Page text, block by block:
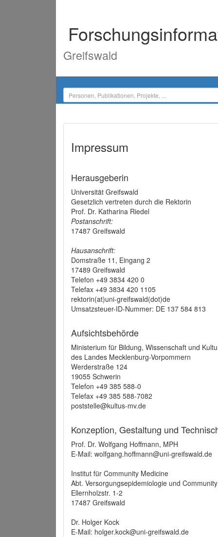
Greifswald
Impressum
Herausgeberin
Universität Greifswald
Gesetzlich vertreten durch die Rektorin
Prof. Dr. Katharina Riedel
Postanschrift:
17487 Greifswald
Hausanschrift:
Domstraße 11, Eingang 2
17489 Greifswald
Telefon +49 3834 420 0
Telefax +49 3834 420 1105
rektorin(at)uni-greifswald(dot)de
Umsatzsteuer-ID-Nummer: DE 137 584 813
Aufsichtsbehörde
Ministerium für Bildung, Wissenschaft und
des Landes Mecklenburg-Vorpommern
Werderstraße 124
19055 Schwerin
Telefon +49 385 588-0
Telefax +49 385 588-7082
poststelle@kultus-mv.de
Konzeption, Gestaltung und
Prof. Dr. Wolfgang Hoffmann, MPH
E-Mail: wolfgang.hoffmann@uni-greifswald.de
Institut für Community Medicine
Abt. Versorgungsepidemiologie und
Ellernholzstr. 1-2
17487 Greifswald
Dr. Holger Kock
E-Mail: holger.kock@uni-greifswald.de